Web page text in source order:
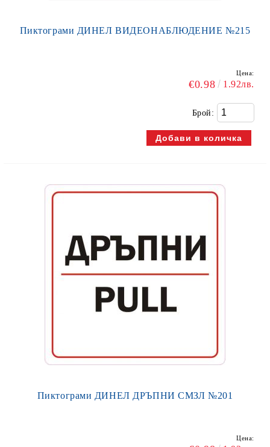
Пиктограми ДИНЕЛ ВИДЕОНАБЛЮДЕНИЕ №215
Цена:
€0.98 1.92лв.
Брой:
Пиктограми ДИНЕЛ ДРЪПНИ СМЗЛ №201
Цена: